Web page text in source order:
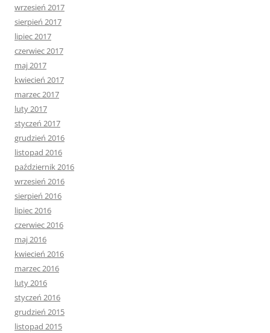
wrzesień 2017
sierpień 2017
lipiec 2017
czerwiec 2017
maj 2017
kwiecień 2017
marzec 2017
luty 2017
styczeń 2017
grudzień 2016
listopad 2016
październik 2016
wrzesień 2016
sierpień 2016
lipiec 2016
czerwiec 2016
maj 2016
kwiecień 2016
marzec 2016
luty 2016
styczeń 2016
grudzień 2015
listopad 2015